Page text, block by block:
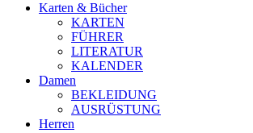
Karten & Bücher
KARTEN
FÜHRER
LITERATUR
KALENDER
Damen
BEKLEIDUNG
AUSRÜSTUNG
Herren